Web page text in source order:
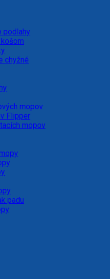
podlahy
chyžné
mopov
Flipper
mopov
padu